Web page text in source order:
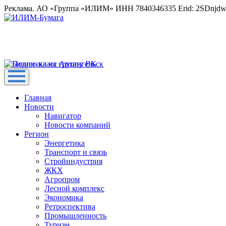
Реклама. АО «Группа «ИЛИМ» ИНН 7840346335 Erid:
Главная
Новости
Навигатор
Новости компаний
Регион
Энергетика
Транспорт и связь
Стройиндустрия
ЖКХ
Агропром
Лесной комплекс
Экономика
Ретроспектива
Промышленность